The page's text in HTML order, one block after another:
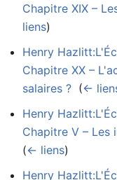
Chapitre XIX –
liens)
Henry
Chapitre XX –
salaires ? (←
Henry
Chapitre V –
(← liens)
Henry